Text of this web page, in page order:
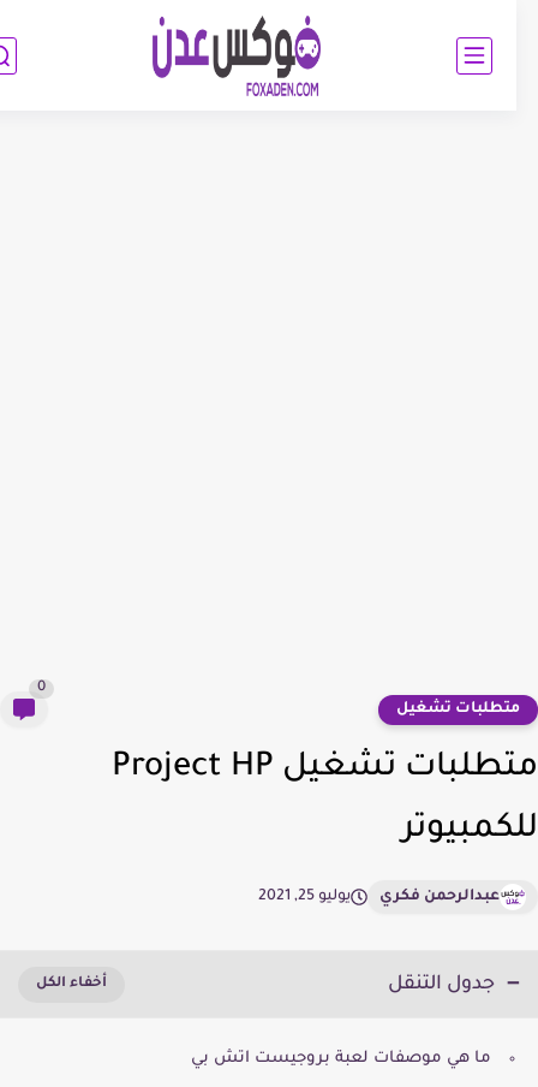
تشغيل
متطلبات تشغيل Project HP
عبدالرحمن فكري يوليو 25, 2021
جدول التنقل
ما هي موصفات لعبة بروجيست اتش بي